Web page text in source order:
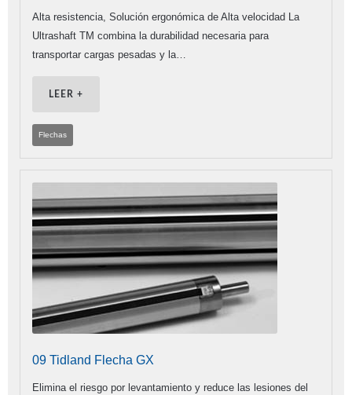
Alta resistencia, Solución ergonómica de Alta velocidad La
Ultrashaft TM combina la durabilidad necesaria para
transportar cargas pesadas y la…
LEER +
Flechas
09 Tidland Flecha GX
Elimina el riesgo por levantamiento y reduce las lesiones del